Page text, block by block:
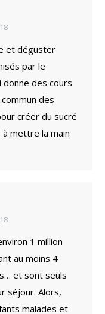
et déguster
par le
des cours
des
créer du sucré
mettre la main
1 million
au moins 4
et sont seuls
séjour. Alors,
malades et